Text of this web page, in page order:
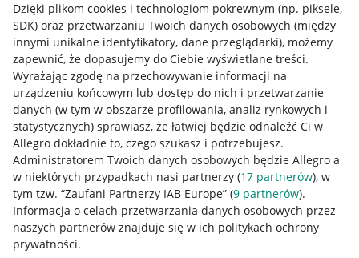
Dzięki plikom cookies i technologiom pokrewnym (np. piksele,
SDK) oraz przetwarzaniu Twoich danych osobowych (między
innymi unikalne identyfikatory, dane przeglądarki), możemy
zapewnić, że dopasujemy do Ciebie wyświetlane treści.
Wyrażając zgodę na przechowywanie informacji na
urządzeniu końcowym lub dostęp do nich i przetwarzanie
danych (w tym w obszarze profilowania, analiz rynkowych i
statystycznych) sprawiasz, że łatwiej będzie odnaleźć Ci w
Allegro dokładnie to, czego szukasz i potrzebujesz.
Administratorem Twoich danych osobowych będzie Allegro a
w niektórych przypadkach nasi partnerzy (17 partnerów), w
tym tzw. “Zaufani Partnerzy IAB Europe” (9 partnerów).
Informacja o celach przetwarzania danych osobowych przez
naszych partnerów znajduje się w ich politykach ochrony
prywatności.
Przydatne informacje
Jak to działa
Napisz do nas
Allegro Gadane dla sprzedających